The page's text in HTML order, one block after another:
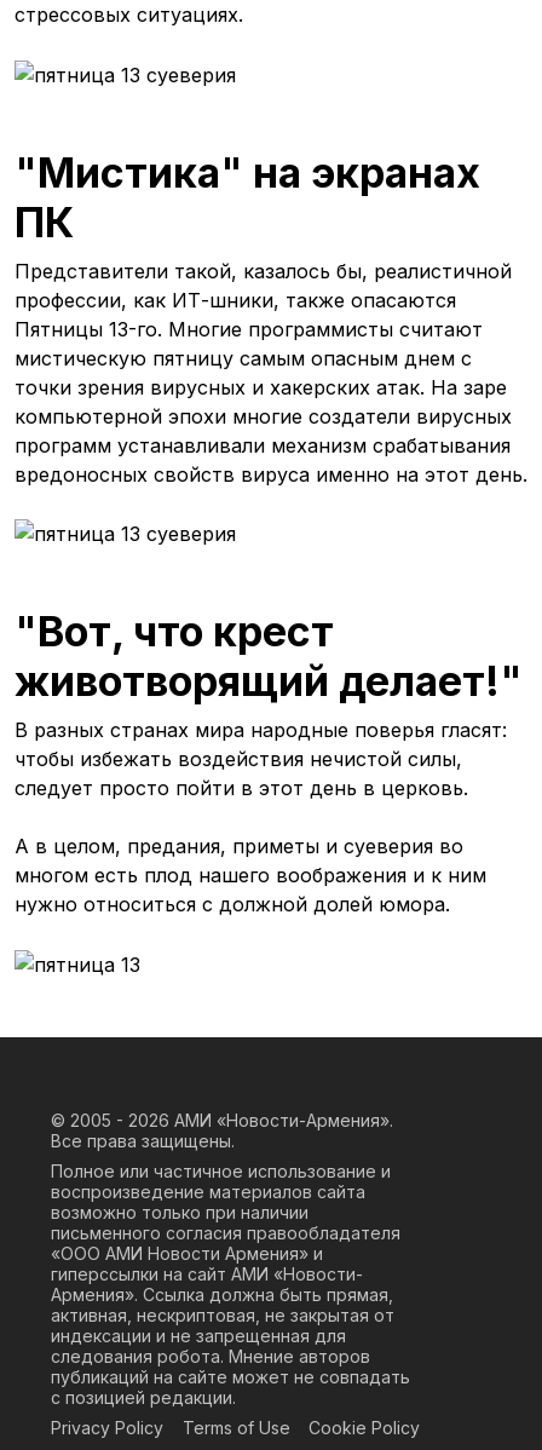
стрессовых ситуациях.
"Мистика" на экранах
ПК
Представители такой, казалось бы, реалистичной
профессии, как ИТ-шники, также опасаются
Пятницы 13-го. Многие программисты считают
мистическую пятницу самым опасным днем с
точки зрения вирусных и хакерских атак. На заре
компьютерной эпохи многие создатели вирусных
программ устанавливали механизм срабатывания
вредоносных свойств вируса именно на этот день.
"Вот, что крест
животворящий делает!"
В разных странах мира народные поверья гласят:
чтобы избежать воздействия нечистой силы,
следует просто пойти в этот день в церковь.
А в целом, предания, приметы и суеверия во
многом есть плод нашего воображения и к ним
нужно относиться с должной долей юмора.
© 2005 - 2026 АМИ «Новости-Армения».
Все права защищены.
Полное или частичное использование и
воспроизведение материалов сайта
возможно только при наличии
письменного согласия правообладателя
«ООО АМИ Новости Армения» и
гиперссылки на сайт АМИ «Новости-
Армения». Ссылка должна быть прямая,
активная, нескриптовая, не закрытая от
индексации и не запрещенная для
следования робота. Мнение авторов
публикаций на сайте может не совпадать
с позицией редакции.
Privacy Policy
Terms of Use Cookie Policy